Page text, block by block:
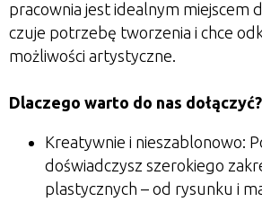
pracownia jest idealnym miejscem
czuje potrzebę tworzenia i chce
możliwości artystyczne.
Dlaczego warto do nas dołączyć?
Kreatywnie i nieszablonowo:
doświadczysz szerokiego
plastycznych – od rysunku i